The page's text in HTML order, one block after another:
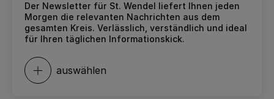
Der Newsletter für St. Wendel liefert Ihnen jeden
Morgen die relevanten Nachrichten aus dem
gesamten Kreis. Verlässlich, verständlich und ideal
für Ihren täglichen Informationskick.
auswählen